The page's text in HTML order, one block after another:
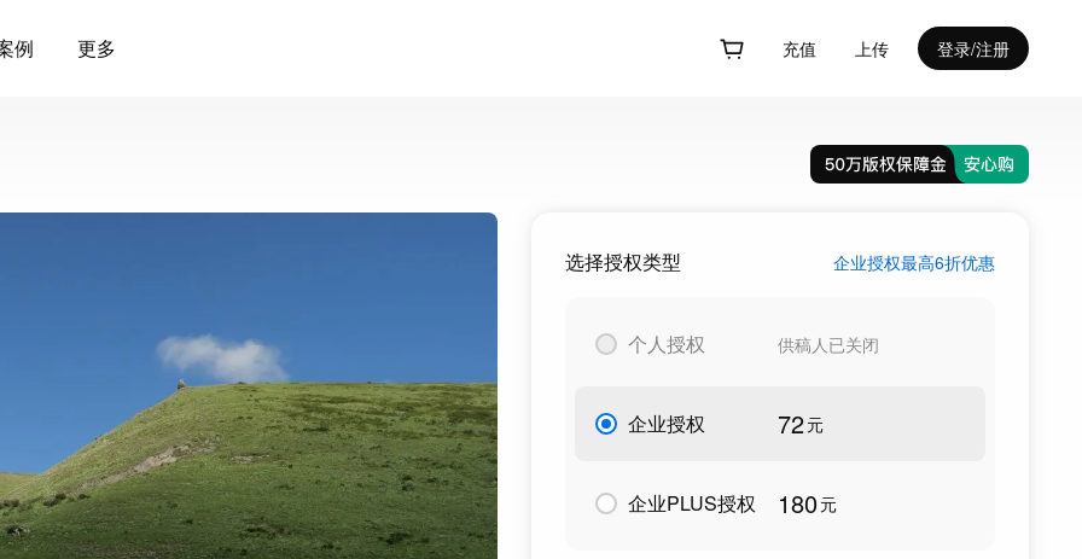
例 更多 充值 上传 登录/注册
选择授权类型 企业授权最高6折优惠
个人授权 供稿人已关闭
企业授权 72元
企业PLUS授权 180元